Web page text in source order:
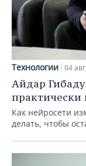
Технологии 04
Айдар
практически
Как нейросети
делать, чтобы